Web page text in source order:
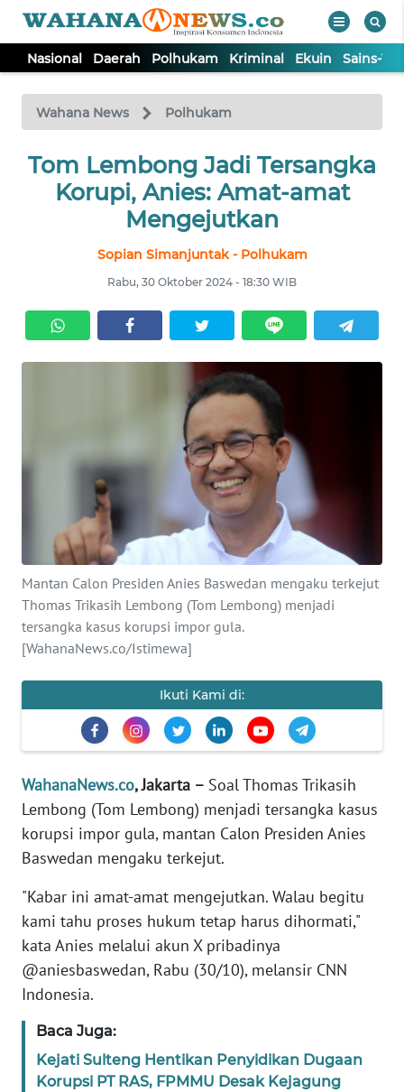
Nasional Daerah Polhukam Kriminal Ekuin Sains-
Wahana News Polhukam
Tom Lembong Jadi Tersangka
Korupi, Anies: Amat-amat
Mengejutkan
Sopian Simanjuntak - Polhukam
Rabu, 30 Oktober 2024 - 18:30 WIB
Mantan Calon Presiden Anies Baswedan mengaku terkejut
Thomas Trikasih Lembong (Tom Lembong) menjadi
tersangka kasus korupsi impor gula.
[WahanaNews.co/Istimewa]
Ikuti Kami di:
WahanaNews.co, Jakarta – Soal Thomas Trikasih
Lembong (Tom Lembong) menjadi tersangka kasus
korupsi impor gula, mantan Calon Presiden Anies
Baswedan mengaku terkejut.
"Kabar ini amat-amat mengejutkan. Walau begitu
kami tahu proses hukum tetap harus dihormati,"
kata Anies melalui akun X pribadinya
@aniesbaswedan, Rabu (30/10), melansir CNN
Indonesia.
Baca Juga:
Kejati Sulteng Hentikan Penyidikan Dugaan
Korupsi PT RAS, FPMMU Desak Kejagung
TV
Tutup
NASIONAL
POLHUKAM
KRIMINAL
EKUIN
KESEHATAN
INTERNASIONAL
SERBA-SERBI
PENDIDIKAN
Informasi
INDEKS
KONTAK
KAMI
INFO
TENTANG
KAMI